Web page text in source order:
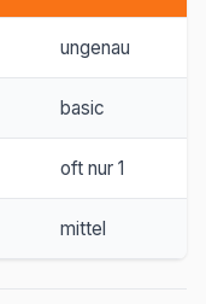
ungenau
basic
oft nur 1
mittel